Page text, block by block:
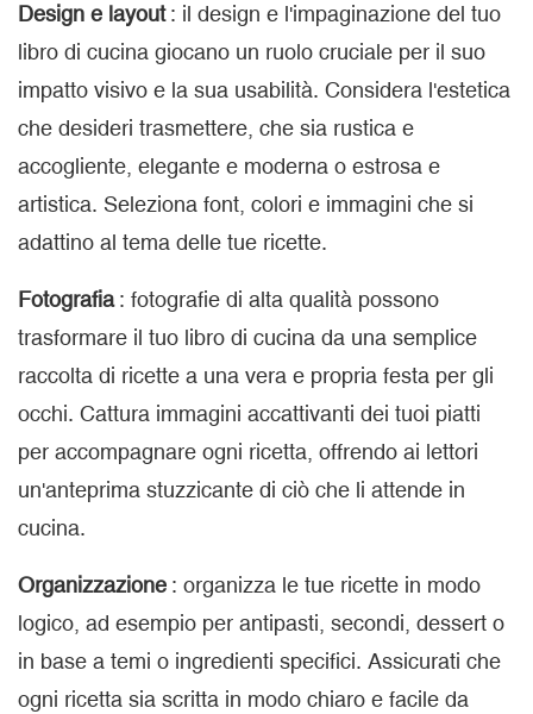
Design e layout : il design e l'impaginazione del tuo
libro di cucina giocano un ruolo cruciale per il suo
impatto visivo e la sua usabilità. Considera l'estetica
che desideri trasmettere, che sia rustica e
accogliente, elegante e moderna o estrosa e
artistica. Seleziona font, colori e immagini che si
adattino al tema delle tue ricette.
Fotografia : fotografie di alta qualità possono
trasformare il tuo libro di cucina da una semplice
raccolta di ricette a una vera e propria festa per gli
occhi. Cattura immagini accattivanti dei tuoi piatti
per accompagnare ogni ricetta, offrendo ai lettori
un'anteprima stuzzicante di ciò che li attende in
cucina.
Organizzazione : organizza le tue ricette in modo
logico, ad esempio per antipasti, secondi, dessert o
in base a temi o ingredienti specifici. Assicurati che
ogni ricetta sia scritta in modo chiaro e facile da